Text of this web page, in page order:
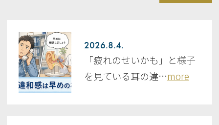
2026.8.4.
「疲れのせいかも」と様子
を見ている耳の違…more